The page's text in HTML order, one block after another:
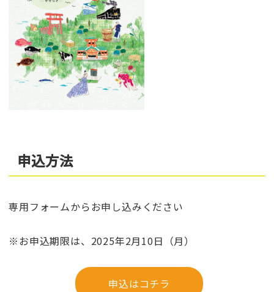
申込方法
専用フォームからお申し込みください
※お申込期限は、2025年2月10日（月）
申込はコチラ